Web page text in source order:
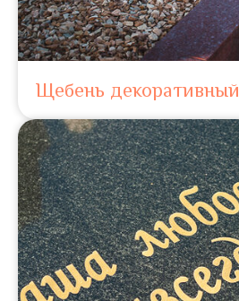
Щебень декоративный